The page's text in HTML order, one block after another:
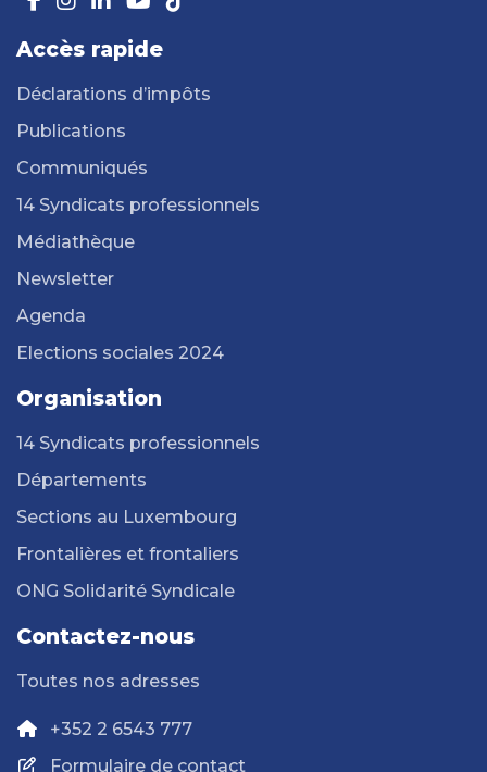
Accès rapide
Déclarations d’impôts
Publications
Communiqués
14 Syndicats professionnels
Médiathèque
Newsletter
Agenda
Elections sociales 2024
Organisation
14 Syndicats professionnels
Départements
Sections au Luxembourg
Frontalières et frontaliers
ONG Solidarité Syndicale
Contactez-nous
Toutes nos adresses
+352 2 6543 777
Formulaire de contact